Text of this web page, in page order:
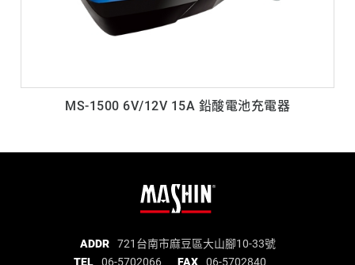
MS-1500 6V/12V 15A 鉛酸電池充電器
ADDR
721台南市麻豆區大山腳10-33號
TEL
06-5702066 FAX 06-5702840